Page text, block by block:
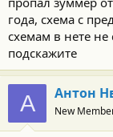
т
и
:
года, схема с
схемам в нете не
подскажите
А Антон
New